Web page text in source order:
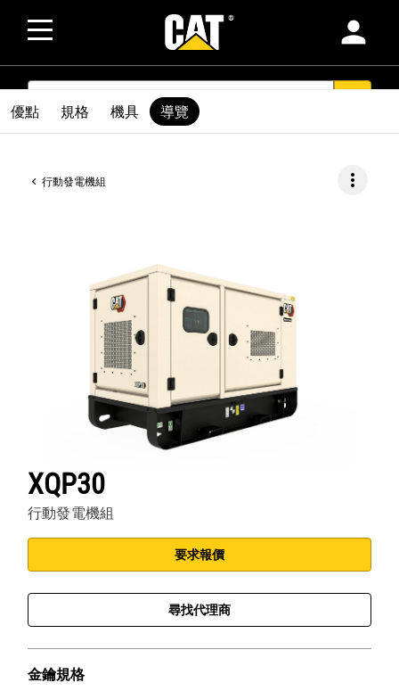
person
SEARCH
行動發電機組 more_vert
XQP30
行動發電機組
要求報價
尋找代理商
金鑰規格
優點 規格 機具 導覽